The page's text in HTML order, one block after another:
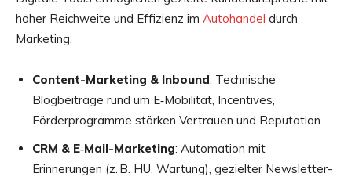
hoher Reichweite und Effizienz im Autohandel durch
Marketing.
Content-Marketing & Inbound: Technische
Blogbeiträge rund um E‑Mobilität, Incentives,
Förderprogramme stärken Vertrauen und Reputation
CRM & E‑Mail-Marketing: Automation mit
Erinnerungen (z. B. HU, Wartung), gezielter Newsletter-